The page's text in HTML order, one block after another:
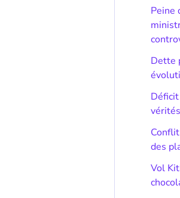
Peine
Dette
des
Vol